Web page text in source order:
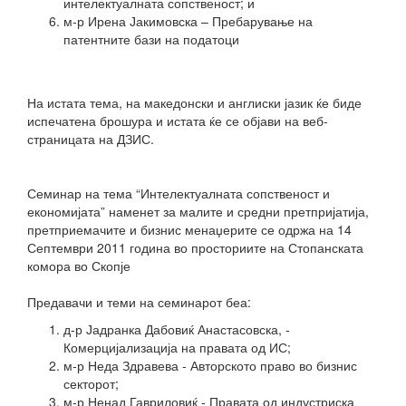
м-р Ирена Јакимовска – Пребарување на
патентните бази на податоци
На истата тема, на македонски и англиски јазик ќе биде
испечатена брошура и истата ќе се објави на веб-
страницата на ДЗИС.
Семинар на тема “Интелектуалната сопственост и
економијата” наменет за малите и средни претпријатија,
претприемачите и бизнис менаџерите се одржа на 14
Септември 2011 година во просториите на Стопанската
комора во Скопје
Предавачи и теми на семинарот беа:
д-р Јадранка Дабовиќ Анастасовска, -
Комерцијализација на правата од ИС;
м-р Неда Здравева - Авторското право во бизнис
секторот;
м-р Ненад Гавриловиќ - Правата од индустриска